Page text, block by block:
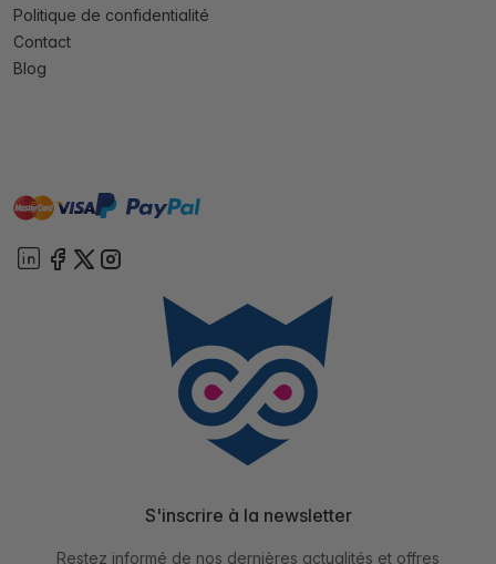
Politique de confidentialité
Contact
Blog
mastervisa paypal
S'inscrire à la newsletter
Restez informé de nos dernières actualités et offres